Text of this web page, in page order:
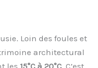
Loin des foules et
architectural
les 15°C à 20°C. C’est